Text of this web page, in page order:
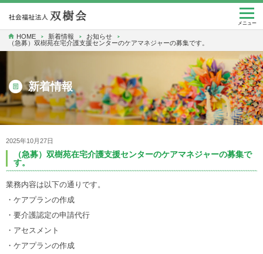
メニュー
HOME 新着情報
お知らせ
（急募）双樹苑在宅介護支援センターのケアマネジャーの募集です。
新着情報
2025年10月27日
（急募）双樹苑在宅介護支援センターのケアマネジャーの募集で
す。
業務内容は以下の通りです。
・ケアプランの作成
・要介護認定の申請代行
・アセスメント
・ケアプランの作成